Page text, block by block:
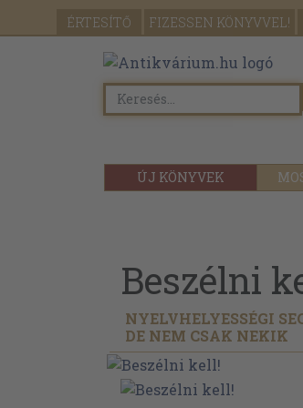
ÉRTESÍTŐ FIZESSEN KÖNYVVEL!
ÚJ KÖNYVEK
Beszélni
NYELVHELYESSÉGI
DE NEM CSAK NEKIK